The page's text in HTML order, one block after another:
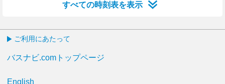
すべての時刻表を表示
ご利用にあたって
バスナビ.comトップページ
English